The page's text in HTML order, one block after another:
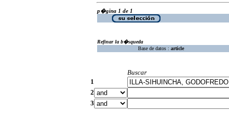
p�gina 1 de 1
Refinar la b�squeda
Base de datos : article
Buscar
1
2
3